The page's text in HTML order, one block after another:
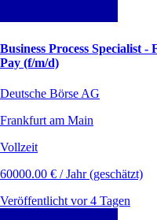
Business Process Specialist
Pay (f/m/d)
Deutsche Börse AG
Frankfurt am Main
Vollzeit
60000.00 € / Jahr (geschätzt)
Veröffentlicht vor 4 Tagen